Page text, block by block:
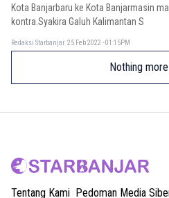
Kota Banjarbaru ke Kota Banjarmasin
kontra.Syakira Galuh Kalimantan S
Redaksi Starbanjar 25 Feb 2022 - 01:15PM
Nothing
Tentang Kami Pedoman Media